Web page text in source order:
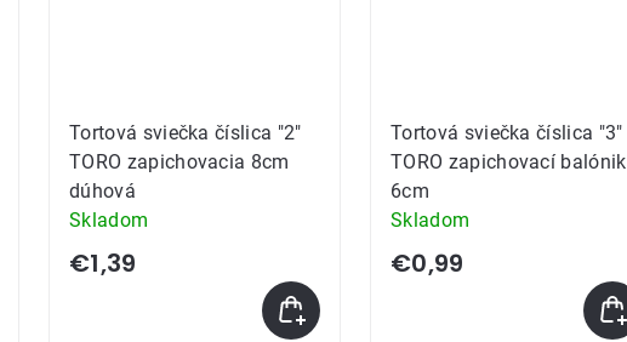
Tortová sviečka číslica "2"
TORO zapichovacia 8cm
dúhová
Skladom
€1,39
Tortová sviečka číslica "3"
TORO zapichovací balónik
6cm
Skladom
€0,99